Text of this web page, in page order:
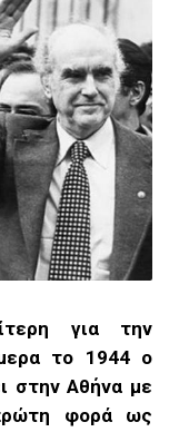
για την
το 1944 ο
στην Αθήνα με
φορά ως